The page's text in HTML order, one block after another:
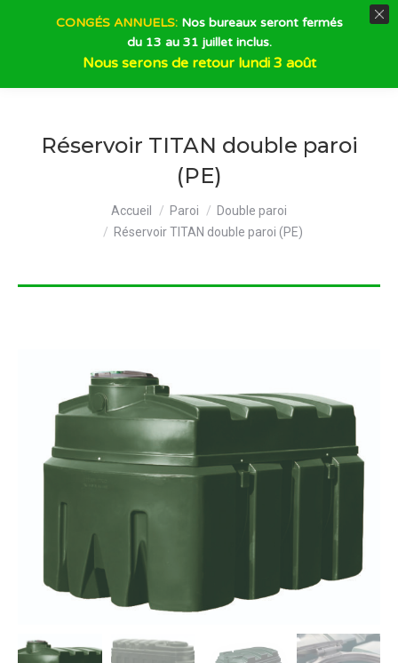
Réservoir TITAN double paroi
(PE)
Accueil Paroi
Double paroi
Réservoir TITAN double paroi (PE)
CONGÉS ANNUELS:Nos bureaux seront fermés
du 13 au 31 juillet inclus.
Nous serons de retour lundi 3 août